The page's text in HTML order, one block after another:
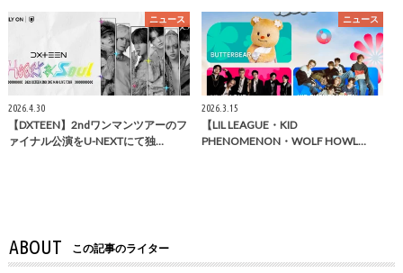
ニュース
2026.4.30
【DXTEEN】2ndワンマンツアーのフ
ァイナル公演をU-NEXTにて独…
ニュース
2026.3.15
【LIL LEAGUE・KID
PHENOMENON・WOLF HOWL…
ABOUT この記事のライター